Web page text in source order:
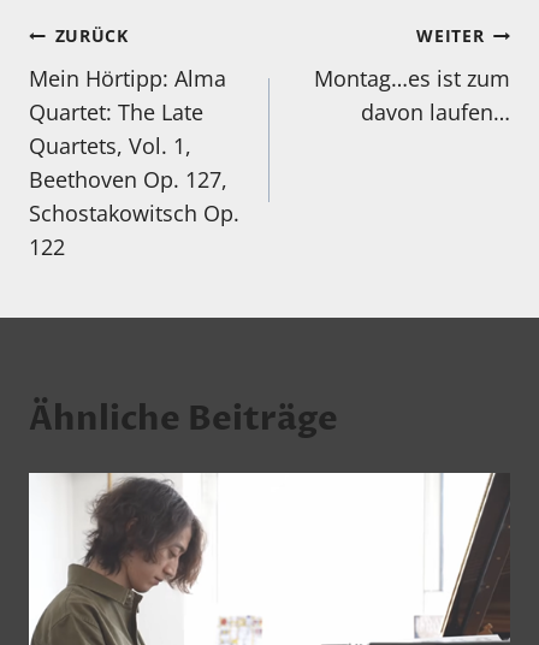
Beitragsnavigation
ZURÜCK
Mein Hörtipp: Alma
Quartet: The Late
Quartets, Vol. 1,
Beethoven Op. 127,
Schostakowitsch Op.
122
WEITER
Montag…es ist zum
davon laufen…
Ähnliche Beiträge